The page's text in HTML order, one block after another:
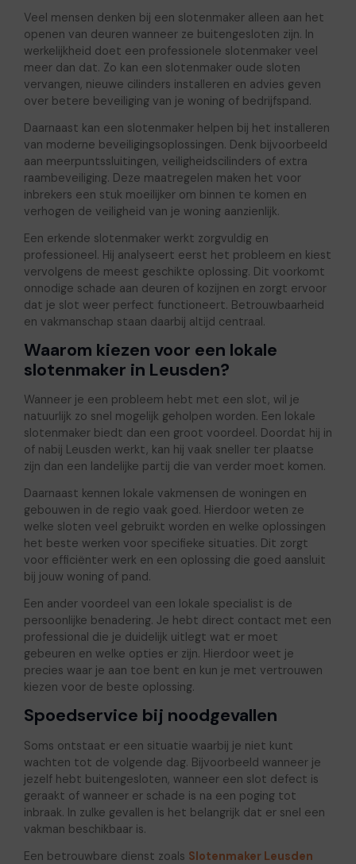
Veel mensen denken bij een slotenmaker alleen aan het
openen van deuren wanneer ze buitengesloten zijn. In
werkelijkheid doet een professionele slotenmaker veel
meer dan dat. Zo kan een slotenmaker oude sloten
vervangen, nieuwe cilinders installeren en advies geven
over betere beveiliging van je woning of bedrijfspand.
Daarnaast kan een slotenmaker helpen bij het installeren
van moderne beveiligingsoplossingen. Denk bijvoorbeeld
aan meerpuntssluitingen, veiligheidscilinders of extra
raambeveiliging. Deze maatregelen maken het voor
inbrekers een stuk moeilijker om binnen te komen en
verhogen de veiligheid van je woning aanzienlijk.
Een erkende slotenmaker werkt zorgvuldig en
professioneel. Hij analyseert eerst het probleem en kiest
vervolgens de meest geschikte oplossing. Dit voorkomt
onnodige schade aan deuren of kozijnen en zorgt ervoor
dat je slot weer perfect functioneert. Betrouwbaarheid
en vakmanschap staan daarbij altijd centraal.
Waarom kiezen voor een lokale
slotenmaker in Leusden?
Wanneer je een probleem hebt met een slot, wil je
natuurlijk zo snel mogelijk geholpen worden. Een lokale
slotenmaker biedt dan een groot voordeel. Doordat hij in
of nabij Leusden werkt, kan hij vaak sneller ter plaatse
zijn dan een landelijke partij die van verder moet komen.
Daarnaast kennen lokale vakmensen de woningen en
gebouwen in de regio vaak goed. Hierdoor weten ze
welke sloten veel gebruikt worden en welke oplossingen
het beste werken voor specifieke situaties. Dit zorgt
voor efficiënter werk en een oplossing die goed aansluit
bij jouw woning of pand.
Een ander voordeel van een lokale specialist is de
persoonlijke benadering. Je hebt direct contact met een
professional die je duidelijk uitlegt wat er moet
gebeuren en welke opties er zijn. Hierdoor weet je
precies waar je aan toe bent en kun je met vertrouwen
kiezen voor de beste oplossing.
Spoedservice bij noodgevallen
Soms ontstaat er een situatie waarbij je niet kunt
wachten tot de volgende dag. Bijvoorbeeld wanneer je
jezelf hebt buitengesloten, wanneer een slot defect is
geraakt of wanneer er schade is na een poging tot
inbraak. In zulke gevallen is het belangrijk dat er snel een
vakman beschikbaar is.
Een betrouwbare dienst zoals Slotenmaker Leusden